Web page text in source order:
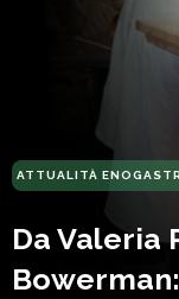
ATTUALITÀ
Da Valeria